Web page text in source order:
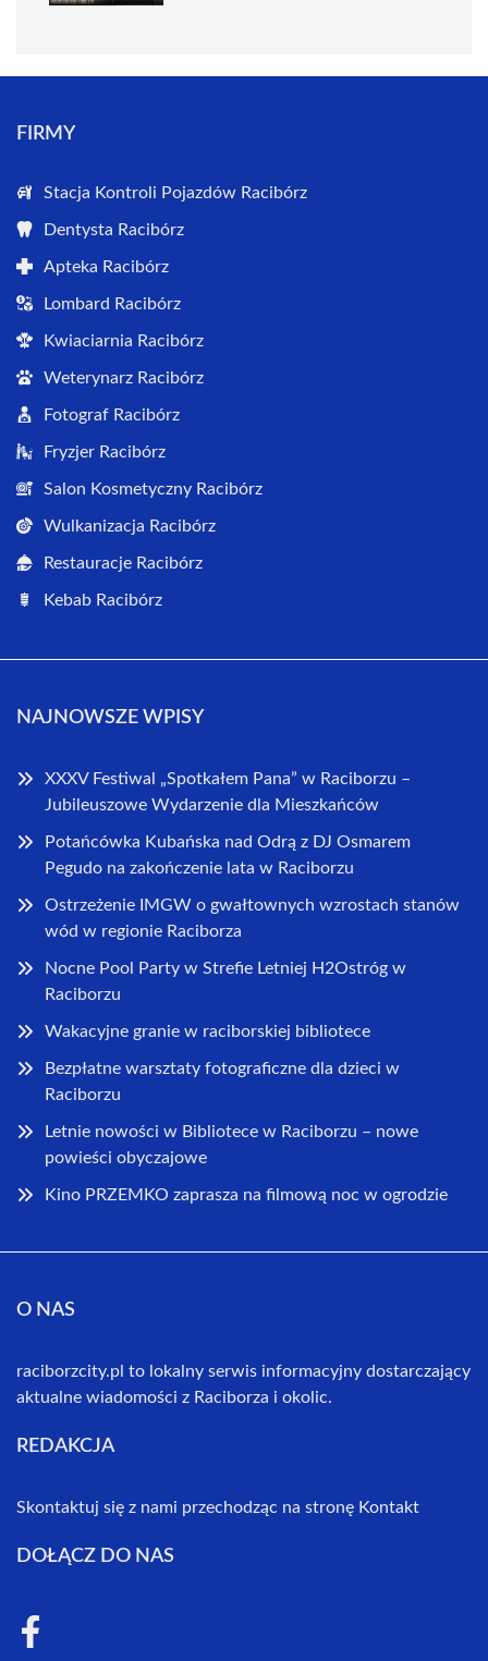
FIRMY
Stacja Kontroli Pojazdów Racibórz
Dentysta Racibórz
Apteka Racibórz
Lombard Racibórz
Kwiaciarnia Racibórz
Weterynarz Racibórz
Fotograf Racibórz
Fryzjer Racibórz
Salon Kosmetyczny Racibórz
Wulkanizacja Racibórz
Restauracje Racibórz
Kebab Racibórz
NAJNOWSZE WPISY
XXXV Festiwal „Spotkałem Pana” w Raciborzu –
Jubileuszowe Wydarzenie dla Mieszkańców
Potańcówka Kubańska nad Odrą z DJ Osmarem
Pegudo na zakończenie lata w Raciborzu
Ostrzeżenie IMGW o gwałtownych wzrostach stanów
wód w regionie Raciborza
Nocne Pool Party w Strefie Letniej H2Ostróg w
Raciborzu
Wakacyjne granie w raciborskiej bibliotece
Bezpłatne warsztaty fotograficzne dla dzieci w
Raciborzu
Letnie nowości w Bibliotece w Raciborzu – nowe
powieści obyczajowe
Kino PRZEMKO zaprasza na filmową noc w ogrodzie
O NAS
raciborzcity.pl to lokalny serwis informacyjny dostarczający
aktualne wiadomości z Raciborza i okolic.
REDAKCJA
Skontaktuj się z nami przechodząc na stronę Kontakt
DOŁĄCZ DO NAS